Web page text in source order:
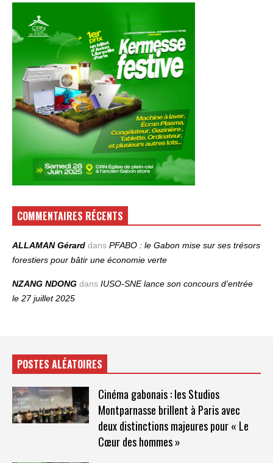
COMMENTAIRES RÉCENTS
ALLAMAN Gérard dans PFABO : le Gabon mise sur ses trésors
forestiers pour bâtir une économie verte
NZANG NDONG dans IUSO‑SNE lance son concours d’entrée
le 27 juillet 2025
POSTES ALÉATOIRES
Cinéma gabonais : les Studios
Montparnasse brillent à Paris avec
deux distinctions majeures pour « Le
Cœur des hommes »